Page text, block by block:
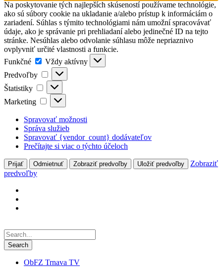
Na poskytovanie tých najlepších skúseností používame technológie,
ako sú súbory cookie na ukladanie a/alebo prístup k informáciám o
zariadení. Súhlas s týmito technológiami nám umožní spracovávať
údaje, ako je správanie pri prehliadaní alebo jedinečné ID na tejto
stránke. Nesúhlas alebo odvolanie súhlasu môže nepriaznivo
ovplyvniť určité vlastnosti a funkcie.
Funkčné
Funkčné
Vždy aktívny
Predvoľby
Predvoľby
Štatistiky Štatistiky
Marketing Marketing
Spravovať možnosti
Správa služieb
Spravovať {vendor_count} dodávateľov
Prečítajte si viac o týchto účeloch
Prijať Odmietnuť Zobraziť predvoľby Uložiť predvoľby
Zobraziť
predvoľby
ObFZ Trnava TV